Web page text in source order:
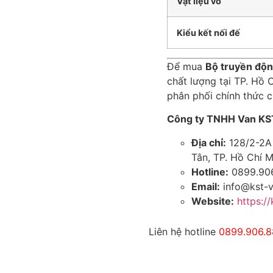
Kiểu kết nối đế
Để mua Bộ truyền
chất lượng tại TP. Hồ
phân phối chính thức
Công ty TNHH Van
Địa chỉ: 128/2-
Tân, TP. Hồ Chí
Hotline:
Email: info@kst-
Website: https://
Liên hệ hotline